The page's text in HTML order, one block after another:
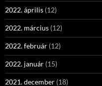
2022. április (12)
2022. március (12)
2022. február (12)
2022. január (15)
2021. december (18)